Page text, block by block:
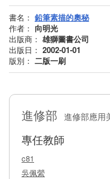
書名： 鉛筆素描的奧秘
作者： 向明光
出版商： 雄獅圖書公司
出版日： 2002-01-01
版別： 二版一刷
進修部 進修部應用
專任教師
c81
吳佩縈